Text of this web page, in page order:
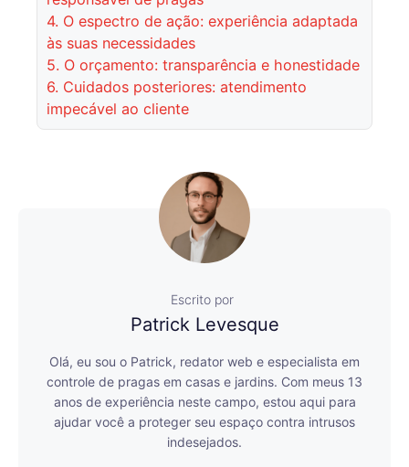
4. O espectro de ação: experiência adaptada
às suas necessidades
5. O orçamento: transparência e honestidade
6. Cuidados posteriores: atendimento
impecável ao cliente
Escrito por
Patrick Levesque
Olá, eu sou o Patrick, redator web e especialista em
controle de pragas em casas e jardins. Com meus 13
anos de experiência neste campo, estou aqui para
ajudar você a proteger seu espaço contra intrusos
indesejados.